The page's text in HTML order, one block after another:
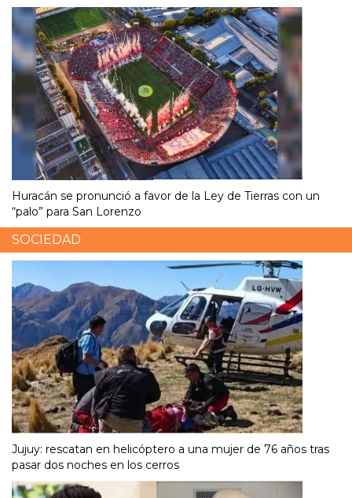
Huracán se pronunció a favor de la Ley de Tierras con un
“palo” para San Lorenzo
SOCIEDAD
Jujuy: rescatan en helicóptero a una mujer de 76 años tras
pasar dos noches en los cerros